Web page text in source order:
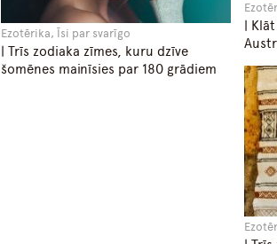
|
Ezotērika, Īsi par svarīgo
| Trīs zodiaka zīmes, kuru dzīve
šomēnes mainīsies par 180 grādiem